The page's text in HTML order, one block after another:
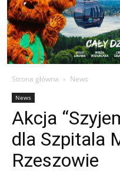
Strona główna News
News
Akcja
dla Szpitala
Rzeszowie